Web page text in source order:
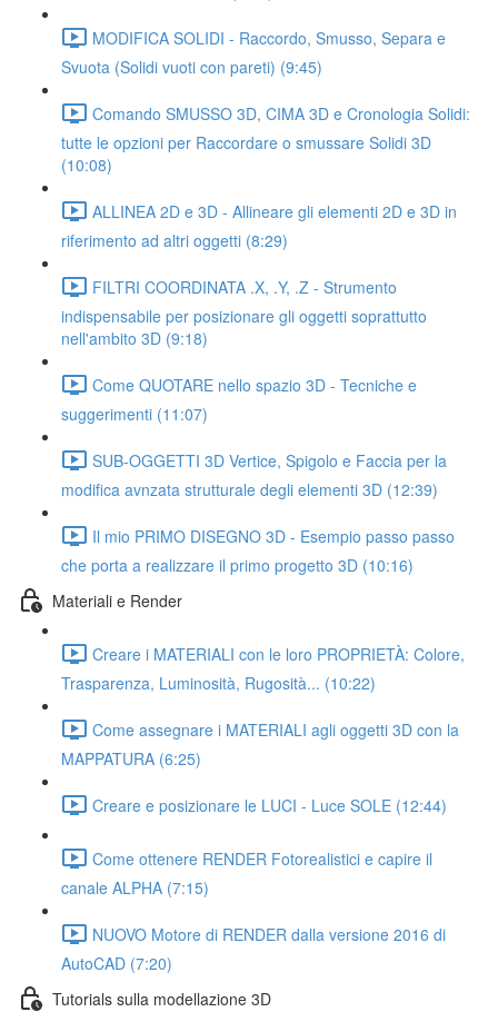
MODIFICA SOLIDI - Raccordo, Smusso, Separa e
Svuota (Solidi vuoti con pareti) (9:45)
Comando SMUSSO 3D, CIMA 3D e Cronologia Solidi:
tutte le opzioni per Raccordare o smussare Solidi 3D
(10:08)
ALLINEA 2D e 3D - Allineare gli elementi 2D e 3D in
riferimento ad altri oggetti (8:29)
FILTRI COORDINATA .X, .Y, .Z - Strumento
indispensabile per posizionare gli oggetti soprattutto
nell'ambito 3D (9:18)
Come QUOTARE nello spazio 3D - Tecniche e
suggerimenti (11:07)
SUB-OGGETTI 3D Vertice, Spigolo e Faccia per la
modifica avnzata strutturale degli elementi 3D (12:39)
Il mio PRIMO DISEGNO 3D - Esempio passo passo
che porta a realizzare il primo progetto 3D (10:16)
Materiali e Render
Creare i MATERIALI con le loro PROPRIETÀ: Colore,
Trasparenza, Luminosità, Rugosità... (10:22)
Come assegnare i MATERIALI agli oggetti 3D con la
MAPPATURA (6:25)
Creare e posizionare le LUCI - Luce SOLE (12:44)
Come ottenere RENDER Fotorealistici e capire il
canale ALPHA (7:15)
NUOVO Motore di RENDER dalla versione 2016 di
AutoCAD (7:20)
Tutorials sulla modellazione 3D